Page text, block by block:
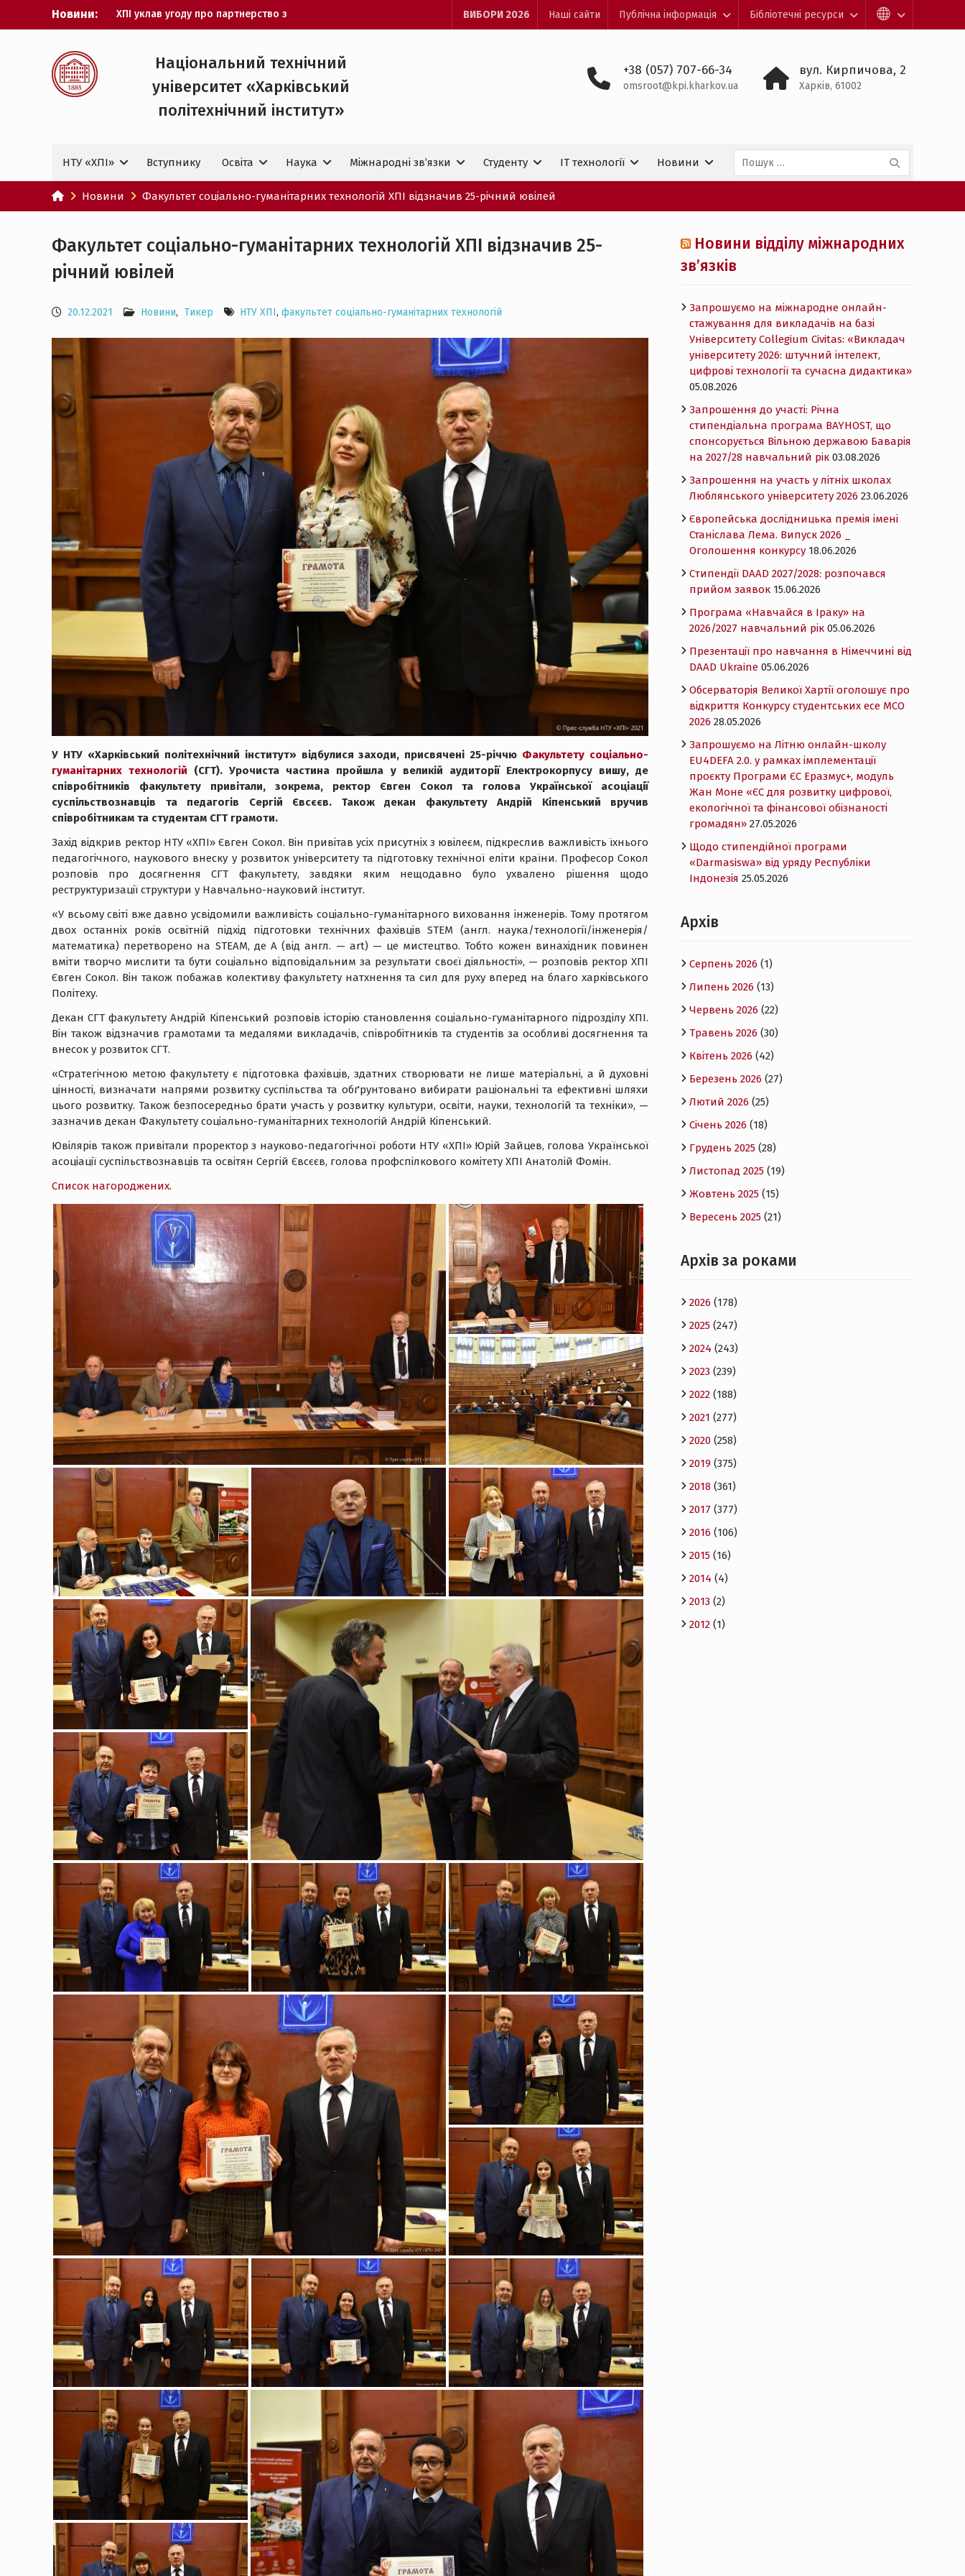
Новини:
ХПІ уклав угоду про партнерство з
ДержНДІ технологій кібербезпеки
Головнокомандувачем Збройних Сил
У Верховній Раді за участю ХПІ
обговорили перспективи українсько-
іспанського технологічного
ректора
Музичні таланти ХПІ запрошуються на
Всеукраїнський фестиваль «Червона
рута – 2027»
ВИБОРИ 2026 Наші сайти Публічна інформація Бібліотечні ресурси
Національний технічний
університет «Харківський
політехнічний iнститут»
+38 (057) 707-66-34
omsroot@kpi.kharkov.ua
вул. Кирпичова, 2
Харків, 61002
НТУ «ХПІ» Вступнику Освіта Наука Міжнародні зв’язки Студенту IT технологiї Новини
Пошук:
Новини Факультет соціально-гуманітарних технологій ХПІ відзначив 25-річний ювілей
Факультет соціально-гуманітарних технологій ХПІ відзначив 25-
річний ювілей
20.12.2021 Новини, Тикер НТУ ХПІ, факультет соціально-гуманітарних технологій
У НТУ «Харківський політехнічний інститут» відбулися заходи, присвячені 25-річчю Факультету соціально-
гуманітарних технологій (СГТ). Урочиста частина пройшла у великій аудиторії Електрокорпусу вишу, де
співробітників факультету привітали, зокрема, ректор Євген Сокол та голова Української асоціації
суспільствознавців та педагогів Сергій Євсєєв. Також декан факультету Андрій Кіпенський вручив
співробітникам та студентам СГТ грамоти.
Захід відкрив ректор НТУ «ХПІ» Євген Сокол. Він привітав усіх присутніх з ювілеєм, підкреслив важливість їхнього
педагогічного, наукового внеску у розвиток університету та підготовку технічної еліти країни. Професор Сокол
розповів про досягнення СГТ факультету, завдяки яким нещодавно було ухвалено рішення щодо
реструктуризації структури у Навчально-науковий інститут.
«У всьому світі вже давно усвідомили важливість соціально-гуманітарного виховання інженерів. Тому протягом
двох останніх років освітній підхід підготовки технічних фахівців STEM (англ. наука/технології/інженерія/
математика) перетворено на STEAM, де A (від англ. — art) — це мистецтво. Тобто кожен винахідник повинен
вміти творчо мислити та бути соціально відповідальним за результати своєї діяльності», — розповів ректор ХПІ
Євген Сокол. Він також побажав колективу факультету натхнення та сил для руху вперед на благо харківського
Політеху.
Декан СГТ факультету Андрій Кіпенський розповів історію становлення соціально-гуманітарного підрозділу ХПІ.
Він також відзначив грамотами та медалями викладачів, співробітників та студентів за особливі досягнення та
внесок у розвиток СГТ.
«Стратегічною метою факультету є підготовка фахівців, здатних створювати не лише матеріальні, а й духовні
цінності, визначати напрями розвитку суспільства та обґрунтовано вибирати раціональні та ефективні шляхи
цього розвитку. Також безпосередньо брати участь у розвитку культури, освіти, науки, технологій та техніки», —
зазначив декан Факультету соціально-гуманітарних технологій Андрій Кіпенський.
Ювілярів також привітали проректор з науково-педагогічної роботи НТУ «ХПІ» Юрій Зайцев, голова Української
асоціації суспільствознавців та освітян Сергій Євсєєв, голова профспілкового комітету ХПІ Анатолій Фомін.
Список нагороджених.
Новини відділу міжнародних
зв’язків
Запрошуємо на міжнародне онлайн-
стажування для викладачів на базі
Університету Collegium Civitas: «Викладач
університету 2026: штучний інтелект,
цифрові технології та сучасна дидактика»
05.08.2026
Запрошення до участі: Річна
стипендіальна програма BAYHOST, що
спонсорується Вільною державою Баварія
на 2027/28 навчальний рік 03.08.2026
Запрошення на участь у літніх школах
Люблянського університету 2026 23.06.2026
Європейська дослідницька премія імені
Станіслава Лема. Випуск 2026 _
Оголошення конкурсу 18.06.2026
Cтипендії DAAD 2027/2028: розпочався
прийом заявок 15.06.2026
Програма «Навчайся в Іраку» на
2026/2027 навчальний рік 05.06.2026
Презентації про навчання в Німеччині від
DAAD Ukraine 05.06.2026
Обсерваторія Великої Хартії оголошує про
відкриття Конкурсу студентських есе MCO
2026 28.05.2026
Запрошуємо на Літню онлайн-школу
EU4DEFA 2.0. у рамках імплементації
проєкту Програми ЄС Еразмус+, модуль
Жан Моне «ЄС для розвитку цифрової,
екологічної та фінансової обізнаності
громадян» 27.05.2026
Щодо стипендійної програми
«Darmasiswa» від уряду Республіки
Індонезія 25.05.2026
Архів
Серпень 2026 (1)
Липень 2026 (13)
Червень 2026 (22)
Травень 2026 (30)
Квітень 2026 (42)
Березень 2026 (27)
Лютий 2026 (25)
Січень 2026 (18)
Грудень 2025 (28)
Листопад 2025 (19)
Жовтень 2025 (15)
Вересень 2025 (21)
Архів за роками
2026 (178)
2025 (247)
2024 (243)
2023 (239)
2022 (188)
2021 (277)
2020 (258)
2019 (375)
2018 (361)
2017 (377)
2016 (106)
2015 (16)
2014 (4)
2013 (2)
2012 (1)